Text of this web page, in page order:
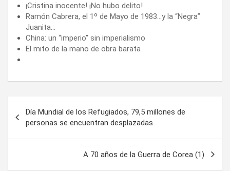
¡Cristina inocente! ¡No hubo delito!
Ramón Cabrera, el 1º de Mayo de 1983…y la “Negra”
Juanita…
China: un “imperio” sin imperialismo
El mito de la mano de obra barata
de
entradas
Día Mundial de los Refugiados, 79,5 millones de
personas se encuentran desplazadas
A 70 años de la Guerra de Corea (1)